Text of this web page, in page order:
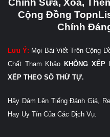
Chỉnh Sửa, Xóa,
Cộng Đồng
Chính
Lưu Ý: Mọi Bài Viết Trên Cộng
Chất Tham Khảo KHÔNG XẾP
XẾP THEO SỐ THỨ TỰ.
Hãy Dám Lên Tiếng Đánh Giá,
Hay Uy Tín Của Các Dịch Vụ.